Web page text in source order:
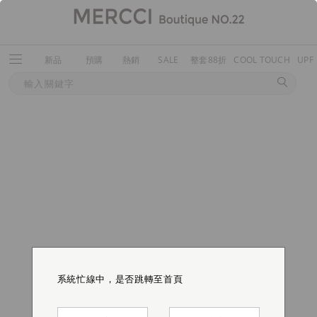
新品 預購 熱銷 SALE 整套88折 COOL TOUCH
系統忙線中，是否跳轉至首頁
系統忙線中，是否跳轉至首頁
系統忙線中，是否跳轉至首頁
系統忙線中，是否跳轉至首頁
系統忙線中，是否跳轉至首頁